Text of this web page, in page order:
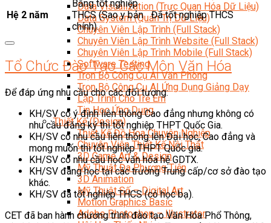
Data Visualization (Trực Quan Hóa Dữ Liệu)
Data System (Quản Trị Dữ Liệu)
Chuyên Viên Lập Trình (Full Stack)
Chuyên Viên Lập Trình Website (Full Stack)
Chuyên Viên Lập Trình Mobile (Full Stack)
Software Testing
Trọn Bộ Công Cụ AI Văn Phòng
Trọn Bộ Công Cụ AI Ứng Dụng Giảng Dạy
Lập Trình Cho Trẻ Em
Tin Học Ứng Dụng
Thiết Kế (Design)
Thiết Kế Đồ Họa Chuyên Nghiệp
Chuyên Viên Thiết Kế Nội Thất
3D Game Art & Design
Mỹ Thuật Đa Phương Tiện
3D Animation
Mỹ Thuật Số – Digital Art
Motion Graphics Basic
Adobe Photoshop – Illustrator
Hệ 2 năm
Bằng tốt nghiệp
THCS (Sao y bản
chính).
Đã tốt nghiệp THCS
Tổ Chức Đào Tạo Các Môn Văn Hóa
Để đáp ứng nhu cầu cho các đối tượng:
KH/SV có ý định liên thông Cao đẳng nhưng không có
nhu cầu đăng ký thi tốt nghiệp THPT Quốc Gia.
KH/SV có nhu cầu liên thông lên Đại học, Cao đẳng và
mong muốn thi tốt nghiệp THPT Quốc gia.
KH/SV có nhu cầu học văn hóa hệ GDTX.
KH/SV đang học tại các trường Trung cấp/cơ sở đào tạo
khác.
KH/SV đã tốt nghiệp THCS (có học bạ).
CET đã ban hành chương trình đào tạo Văn Hóa Phổ Thông,